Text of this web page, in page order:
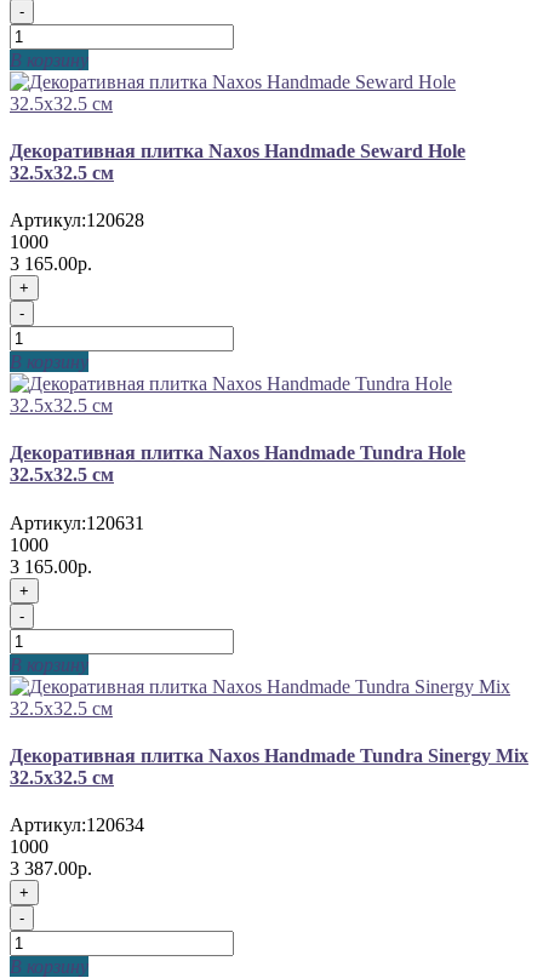
-
В корзину
Декоративная плитка Naxos Handmade Seward Hole
32.5x32.5 см
Артикул:120628
1000
3 165.00р.
+
-
В корзину
Декоративная плитка Naxos Handmade Tundra Hole
32.5x32.5 см
Артикул:120631
1000
3 165.00р.
+
-
В корзину
Декоративная плитка Naxos Handmade Tundra Sinergy Mix
32.5x32.5 см
Артикул:120634
1000
3 387.00р.
+
-
В корзину